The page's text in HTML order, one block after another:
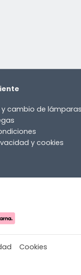
y cambio de lámparas
y cookies
Cookies